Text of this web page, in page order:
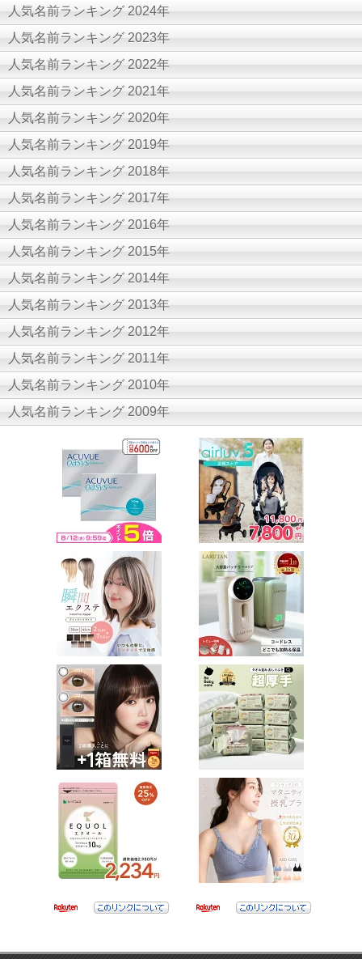
人気名前ランキング 2024年
人気名前ランキング 2023年
人気名前ランキング 2022年
人気名前ランキング 2021年
人気名前ランキング 2020年
人気名前ランキング 2019年
人気名前ランキング 2018年
人気名前ランキング 2017年
人気名前ランキング 2016年
人気名前ランキング 2015年
人気名前ランキング 2014年
人気名前ランキング 2013年
人気名前ランキング 2012年
人気名前ランキング 2011年
人気名前ランキング 2010年
人気名前ランキング 2009年